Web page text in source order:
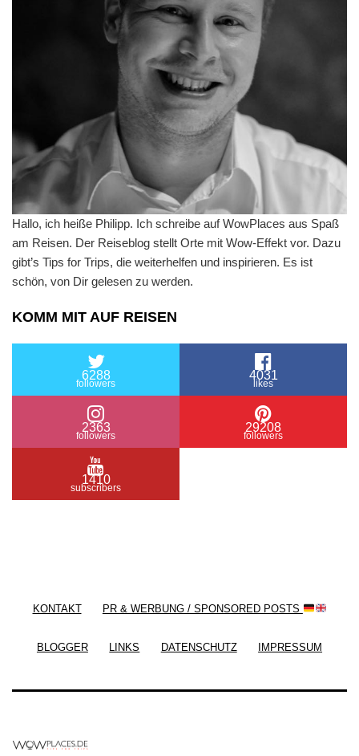
Hallo, ich heiße Philipp. Ich schreibe auf WowPlaces aus Spaß
am Reisen. Der Reiseblog stellt Orte mit Wow-Effekt vor. Dazu
gibt’s Tips for Trips, die weiterhelfen und inspirieren. Es ist
schön, von Dir gelesen zu werden.
KOMM MIT AUF REISEN
6288
followers
4031
likes
2363
followers
29208
followers
1410
subscribers
KONTAKT PR & WERBUNG / SPONSORED POSTS
BLOGGER LINKS DATENSCHUTZ IMPRESSUM